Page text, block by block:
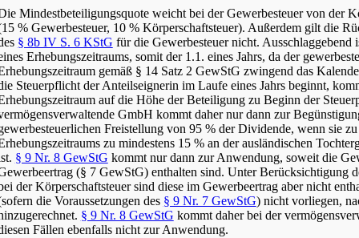
Mindestbeteiligungsquote weicht bei der Gewerbesteuer von der
% Gewerbesteuer, 10 % Körperschaftsteuer). Außerdem gilt die
§ 8b IV S. 6 KStG für die Gewerbesteuer nicht. Ausschlaggebend
Erhebungszeitraums, somit der 1.1. eines Jahrs, da der
gemäß § 14 Satz 2 GewStG zwingend das
Steuerpflicht der Anteilseignerin im Laufe eines Jahrs beginnt,
auf die Höhe der Beteiligung zu Beginn der
GmbH kommt daher nur dann zur
Freistellung von 95 % der Dividende, wenn sie
zu mindestens 15 % an der ausländischen
§ 9 Nr. 8 GewStG kommt nur dann zur Anwendung, soweit die
(§ 7 GewStG) enthalten sind. Unter Berücksichtigung
der Körperschaftsteuer sind diese im Gewerbeertrag aber nicht
die Voraussetzungen des § 9 Nr. 7 GewStG) nicht vorliegen,
§ 9 Nr. 8 GewStG kommt daher bei der
Fällen ebenfalls nicht zur Anwendung.